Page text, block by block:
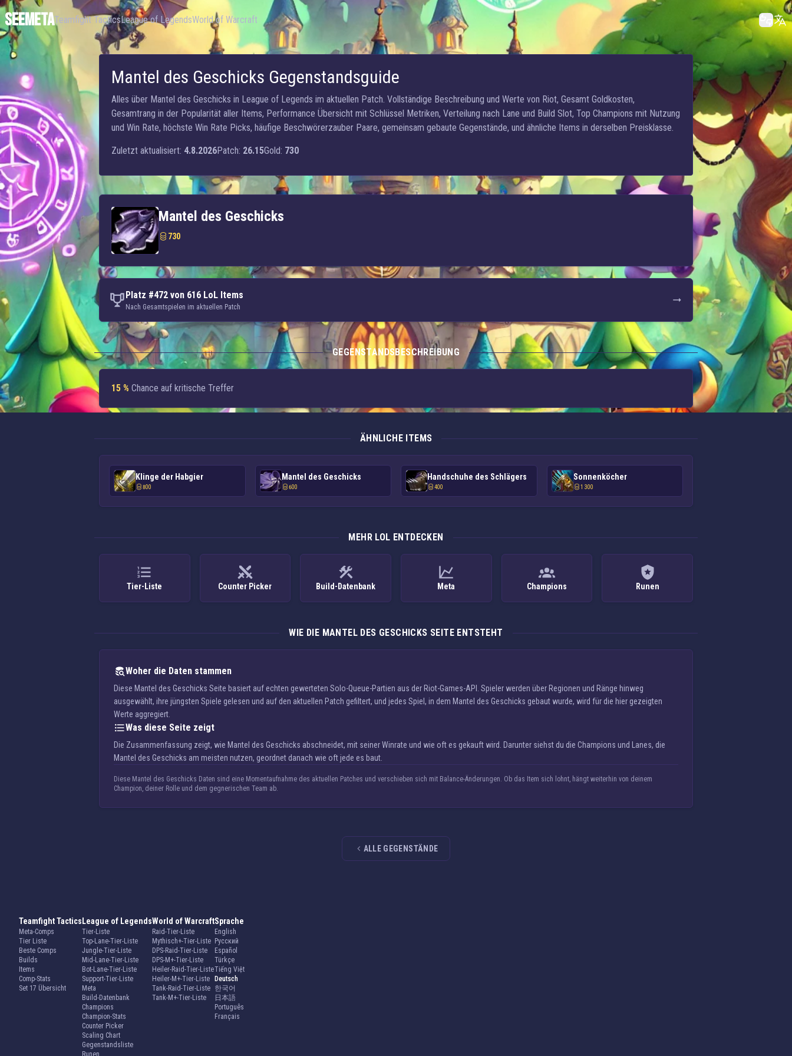
SEEMETATeamfight TacticsLeague of LegendsWorld of Warcraft
Mantel des Geschicks Gegenstandsguide
Alles über Mantel des Geschicks in League of Legends im aktuellen Patch. Vollständige Beschreibung und Werte von Riot, Gesamt Goldkosten,
Gesamtrang in der Popularität aller Items, Performance Übersicht mit Schlüssel Metriken, Verteilung nach Lane und Build Slot, Top Champions mit Nutzung
und Win Rate, höchste Win Rate Picks, häufige Beschwörerzauber Paare, gemeinsam gebaute Gegenstände, und ähnliche Items in derselben Preisklasse.
Zuletzt aktualisiert: 4.8.2026Patch: 26.15Gold: 730
Mantel des Geschicks
730
Platz #472 von 616 LoL Items
Nach Gesamtspielen im aktuellen Patch
GEGENSTANDSBESCHREIBUNG
15 % Chance auf kritische Treffer
ÄHNLICHE ITEMS
Klinge der Habgier
800
Mantel des Geschicks
600
Handschuhe des Schlägers
400
Sonnenköcher
1 300
MEHR LOL ENTDECKEN
Tier-Liste Counter Picker Build-Datenbank Meta Champions Runen
WIE DIE MANTEL DES GESCHICKS SEITE ENTSTEHT
Woher die Daten stammen
Diese Mantel des Geschicks Seite basiert auf echten gewerteten Solo-Queue-Partien aus der Riot-Games-API. Spieler werden über Regionen und Ränge hinweg
ausgewählt, ihre jüngsten Spiele gelesen und auf den aktuellen Patch gefiltert, und jedes Spiel, in dem Mantel des Geschicks gebaut wurde, wird für die hier gezeigten
Werte aggregiert.
Was diese Seite zeigt
Die Zusammenfassung zeigt, wie Mantel des Geschicks abschneidet, mit seiner Winrate und wie oft es gekauft wird. Darunter siehst du die Champions und Lanes, die
Mantel des Geschicks am meisten nutzen, geordnet danach wie oft jede es baut.
Diese Mantel des Geschicks Daten sind eine Momentaufnahme des aktuellen Patches und verschieben sich mit Balance-Änderungen. Ob das Item sich lohnt, hängt weiterhin von deinem
Champion, deiner Rolle und dem gegnerischen Team ab.
ALLE GEGENSTÄNDE
Teamfight Tactics
Meta-Comps
Tier Liste
Beste Comps
Builds
Items
Comp-Stats
Set 17 Übersicht
League of Legends
Tier-Liste
Top-Lane-Tier-Liste
Jungle-Tier-Liste
Mid-Lane-Tier-Liste
Bot-Lane-Tier-Liste
Support-Tier-Liste
Meta
Build-Datenbank
Champions
Champion-Stats
Counter Picker
Scaling Chart
Gegenstandsliste
Runen
World of Warcraft
Raid-Tier-Liste
Mythisch+-Tier-Liste
DPS-Raid-Tier-Liste
DPS-M+-Tier-Liste
Heiler-Raid-Tier-Liste
Heiler-M+-Tier-Liste
Tank-Raid-Tier-Liste
Tank-M+-Tier-Liste
Sprache
English
Русский
Español
Türkçe
Tiếng Việt
Deutsch
한국어
日本語
Português
Français